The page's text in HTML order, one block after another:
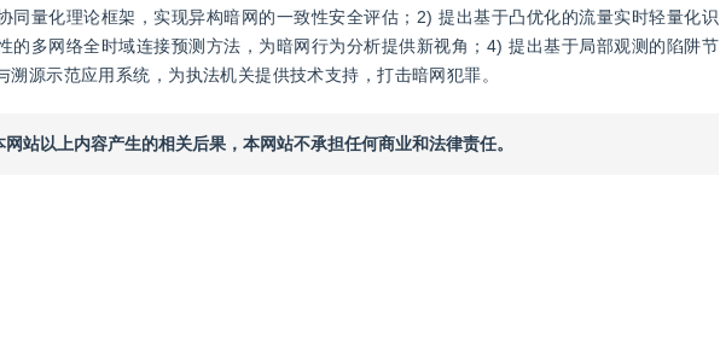
量化理论框架，实现异构暗网的一致性安全评估；2) 提出基于凸优化的流量实时轻量化识
多网络全时域连接预测方法，为暗网行为分析提供新视角；4) 提出基于局部观测的陷阱节
源示范应用系统，为执法机关提供技术支持，打击暗网犯罪。
站以上内容产生的相关后果，本网站不承担任何商业和法律责任。